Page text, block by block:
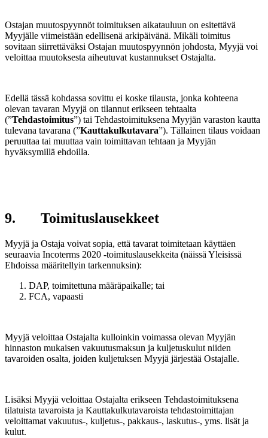
Ostajan muutospyynnöt toimituksen aikatauluun on esitettävä
Myyjälle viimeistään edellisenä arkipäivänä. Mikäli toimitus
sovitaan siirrettäväksi Ostajan muutospyynnön johdosta, Myyjä voi
veloittaa muutoksesta aiheutuvat kustannukset Ostajalta.
Edellä tässä kohdassa sovittu ei koske tilausta, jonka kohteena
olevan tavaran Myyjä on tilannut erikseen tehtaalta
(”Tehdastoimitus”) tai Tehdastoimituksena Myyjän varaston kautta
tulevana tavarana (”Kauttakulkutavara”). Tällainen tilaus voidaan
peruuttaa tai muuttaa vain toimittavan tehtaan ja Myyjän
hyväksymillä ehdoilla.
9. Toimituslausekkeet
Myyjä ja Ostaja voivat sopia, että tavarat toimitetaan käyttäen
seuraavia Incoterms 2020 -toimituslausekkeita (näissä Yleisissä
Ehdoissa määritellyin tarkennuksin):
DAP, toimitettuna määräpaikalle; tai
FCA, vapaasti
Myyjä veloittaa Ostajalta kulloinkin voimassa olevan Myyjän
hinnaston mukaisen vakuutusmaksun ja kuljetuskulut niiden
tavaroiden osalta, joiden kuljetuksen Myyjä järjestää Ostajalle.
Lisäksi Myyjä veloittaa Ostajalta erikseen Tehdastoimituksena
tilatuista tavaroista ja Kauttakulkutavaroista tehdastoimittajan
veloittamat vakuutus-, kuljetus-, pakkaus-, laskutus-, yms. lisät ja
kulut.